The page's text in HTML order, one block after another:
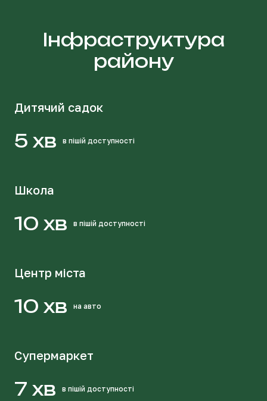
Інфраструктура
району
Дитячий садок
5 хв в пішій доступності
Школа
10 хв в пішій доступності
Центр міста
10 хв на авто
Супермаркет
7 хв в пішій доступності